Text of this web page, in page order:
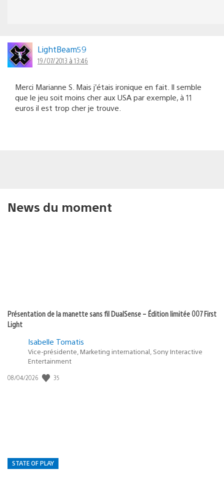
LightBeam59
19/07/2013 à 13:46
Merci Marianne S. Mais j’étais ironique en fait. Il semble
que le jeu soit moins cher aux USA par exemple, à 11
euros il est trop cher je trouve.
News du moment
Présentation de la manette sans fil DualSense – Édition limitée 007 First
Light
Isabelle Tomatis
Vice-présidente, Marketing international, Sony Interactive
Entertainment
Date
08/04/2026 35
STATE OF PLAY